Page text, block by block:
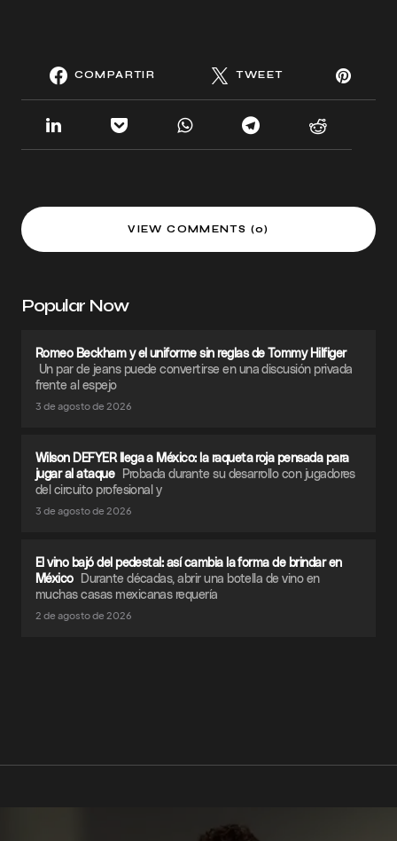
COMPARTIR TWEET
VIEW COMMENTS (0)
Popular Now
Romeo Beckham y el uniforme sin reglas de Tommy Hilfiger
Un par de jeans puede convertirse en una discusión privada
frente al espejo
3 de agosto de 2026
Wilson DEFYER llega a México: la raqueta roja pensada para
jugar al ataque Probada durante su desarrollo con jugadores
del circuito profesional y
3 de agosto de 2026
El vino bajó del pedestal: así cambia la forma de brindar en
México Durante décadas, abrir una botella de vino en
muchas casas mexicanas requería
2 de agosto de 2026